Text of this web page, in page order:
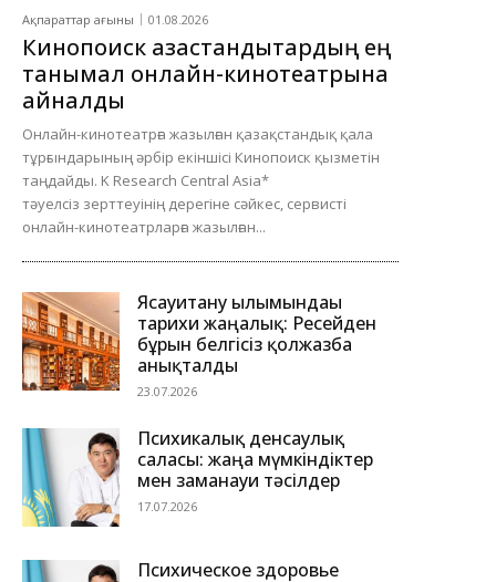
Ақпараттар ағыны 01.08.2026
Кинопоиск қазақстандықтардың ең
танымал онлайн-кинотеатрына
айналды
Онлайн-кинотеатрға жазылған қазақстандық қала
тұрғындарының әрбір екіншісі Кинопоиск қызметін
таңдайды. K Research Central Asia*
тәуелсіз зерттеуінің дерегіне сәйкес, сервисті
онлайн-кинотеатрларға жазылған...
Ясауитану ғылымындағы
тарихи жаңалық: Ресейден
бұрын белгісіз қолжазба
анықталды
23.07.2026
Психикалық денсаулық
саласы: жаңа мүмкіндіктер
мен заманауи тәсілдер
17.07.2026
Психическое здоровье